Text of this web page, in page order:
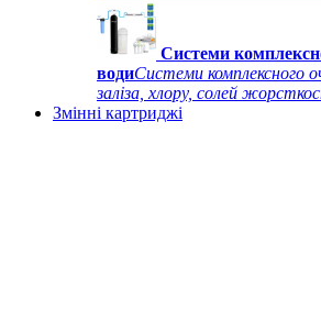
Системи
водиСистеми комплексного
заліза, хлору, солей
Змінні картриджі